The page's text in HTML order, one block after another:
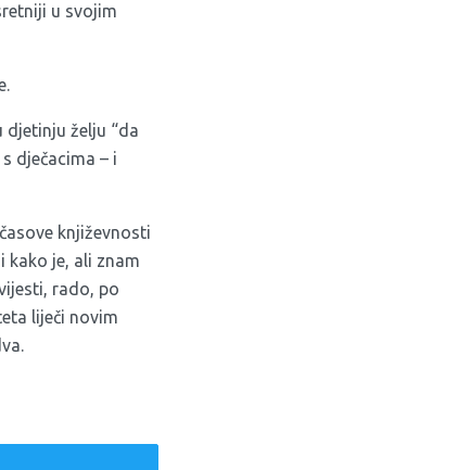
u svojim
djetinju želju “da
dječacima – i
književnosti
kako je, ali znam
rado, po
liječi novim